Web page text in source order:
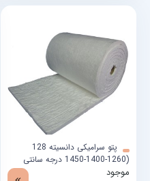
پتو سرامیکی دانسیته 128
(1260-1400-1450 درجه سانتی
گراد)
موجود